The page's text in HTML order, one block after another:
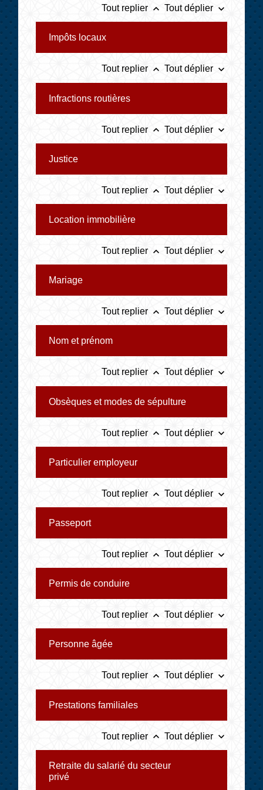
Tout replier keyboard_arrow_up Tout déplier keyboard_arrow_down
Impôts locaux
Tout replier keyboard_arrow_up Tout déplier keyboard_arrow_down
Infractions routières
Tout replier keyboard_arrow_up Tout déplier keyboard_arrow_down
Justice
Tout replier keyboard_arrow_up Tout déplier keyboard_arrow_down
Location immobilière
Tout replier keyboard_arrow_up Tout déplier keyboard_arrow_down
Mariage
Tout replier keyboard_arrow_up Tout déplier keyboard_arrow_down
Nom et prénom
Tout replier keyboard_arrow_up Tout déplier keyboard_arrow_down
Obsèques et modes de sépulture
Tout replier keyboard_arrow_up Tout déplier keyboard_arrow_down
Particulier employeur
Tout replier keyboard_arrow_up Tout déplier keyboard_arrow_down
Passeport
Tout replier keyboard_arrow_up Tout déplier keyboard_arrow_down
Permis de conduire
Tout replier keyboard_arrow_up Tout déplier keyboard_arrow_down
Personne âgée
Tout replier keyboard_arrow_up Tout déplier keyboard_arrow_down
Prestations familiales
Tout replier keyboard_arrow_up Tout déplier keyboard_arrow_down
Retraite du salarié du secteur
privé